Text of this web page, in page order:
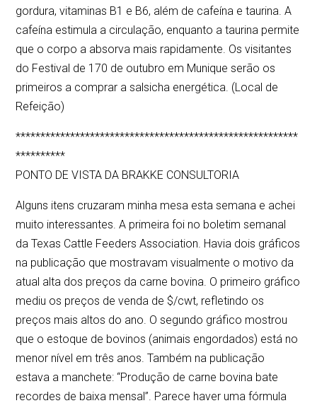
gordura, vitaminas B1 e B6, além de cafeína e taurina. A
cafeína estimula a circulação, enquanto a taurina permite
que o corpo a absorva mais rapidamente. Os visitantes
do Festival de 170 de outubro em Munique serão os
primeiros a comprar a salsicha energética. (Local de
Refeição)
*********************************************************
**********
PONTO DE VISTA DA BRAKKE CONSULTORIA
Alguns itens cruzaram minha mesa esta semana e achei
muito interessantes. A primeira foi no boletim semanal
da Texas Cattle Feeders Association. Havia dois gráficos
na publicação que mostravam visualmente o motivo da
atual alta dos preços da carne bovina. O primeiro gráfico
mediu os preços de venda de $/cwt, refletindo os
preços mais altos do ano. O segundo gráfico mostrou
que o estoque de bovinos (animais engordados) está no
menor nível em três anos. Também na publicação
estava a manchete: “Produção de carne bovina bate
recordes de baixa mensal”. Parece haver uma fórmula